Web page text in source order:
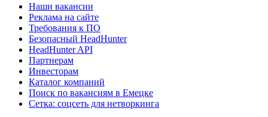
Наши вакансии
Реклама на сайте
Требования к ПО
Безопасный HeadHunter
HeadHunter API
Партнерам
Инвесторам
Каталог компаний
Поиск по вакансиям в Емецке
Сетка: соцсеть для нетворкинга